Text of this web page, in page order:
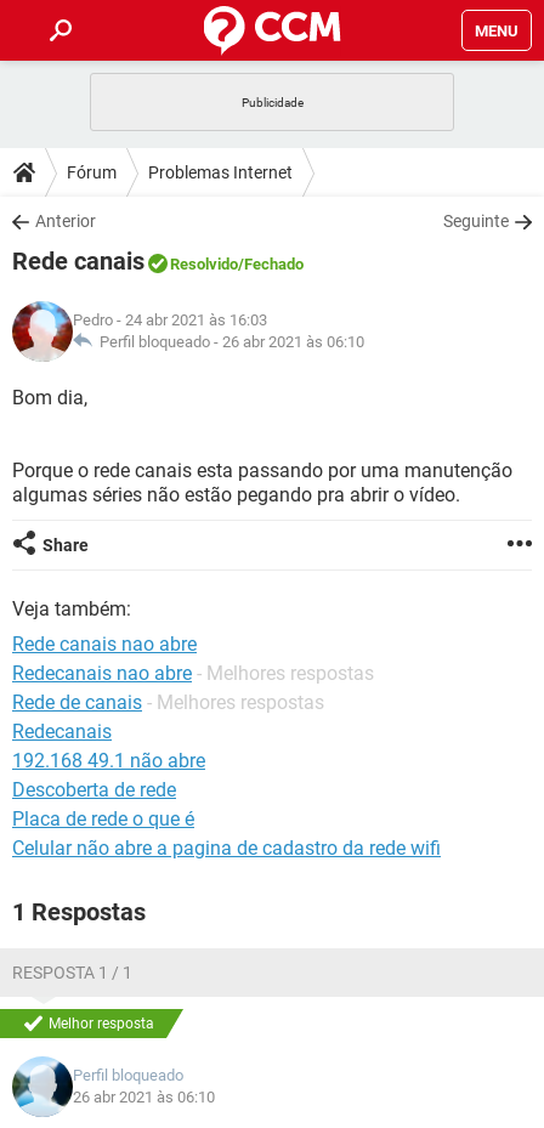
MENU
CELULAR FACEBOOK
OUTLOOK
INSTAGRAM GMAIL
GUIA DE COMPRAS
DICAS
JOGOS WHATSAPP
INSTAGRAM
GUIA DE COMPRAS
DOWNLOADS
JOGOS WHATSAPP
CELULAR
OUTLOOK EXCEL
INSTAGRAM
JOGOS
CELULAR
OUTLOOK
GUIA DE COMPRAS
GLOSSÁRIO
JOGOS
OUTLOOK EXCEL
INSTAGRAM GMAIL
GUIA DE COMPRAS
Fórum Problemas Internet
Anterior Seguinte
Rede canais Resolvido/Fechado
Pedro - 24 abr 2021 às 16:03
Perfil bloqueado - 26 abr 2021 às 06:10
Bom dia,
Porque o rede canais esta passando por uma manutenção
algumas séries não estão pegando pra abrir o vídeo.
Share
Veja também:
Rede canais nao abre
Redecanais nao abre - Melhores respostas
Rede de canais - Melhores respostas
Redecanais
192.168 49.1 não abre
Descoberta de rede
Placa de rede o que é
Celular não abre a pagina de cadastro da rede wifi
1 Respostas
RESPOSTA 1 / 1
Melhor resposta
Perfil bloqueado
26 abr 2021 às 06:10